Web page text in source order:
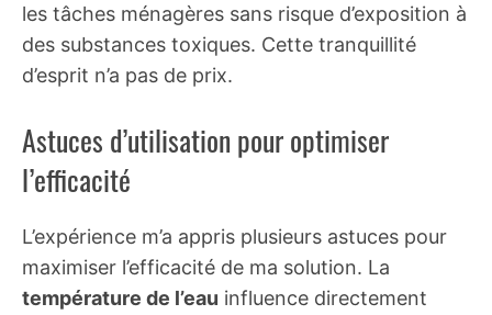
les tâches ménagères sans risque d’exposition à
des substances toxiques. Cette tranquillité
d’esprit n’a pas de prix.
Astuces d’utilisation pour optimiser
l’efficacité
L’expérience m’a appris plusieurs astuces pour
maximiser l’efficacité de ma solution. La
température de l’eau influence directement